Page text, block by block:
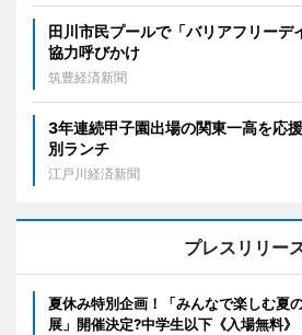
田川市民プールで「バリアフリー
協力呼びかけ
筑豊経済新聞
3年連続甲子園出場の関東一高を応
別ランチ
江戸川経済新聞
プレスリリー
夏休み特別企画！「みんなで楽しむ夏
展」開催決定?中学生以下《入場無料》